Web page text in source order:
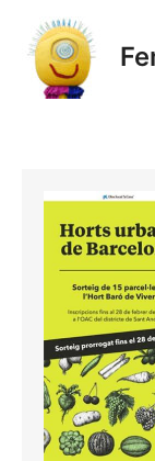
contingut